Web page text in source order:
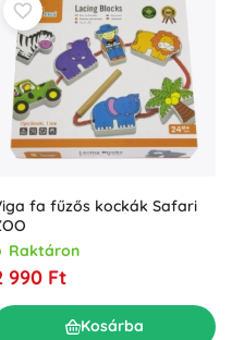
fa fűzős kockák Safari
Raktáron
990 Ft
Kosárba